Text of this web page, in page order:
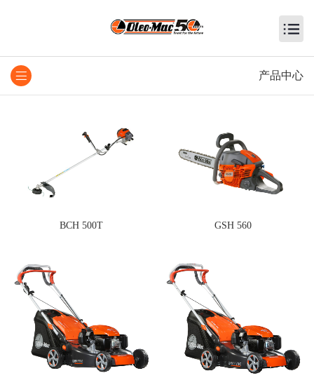
产品中心
BCH 500T GSH 560